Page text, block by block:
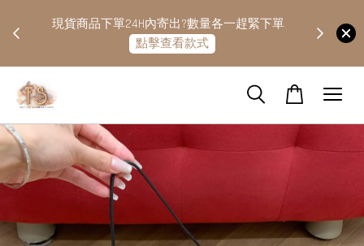
現貨商品下單24H內寄出?數量各一趕緊下單
點擊查看款式